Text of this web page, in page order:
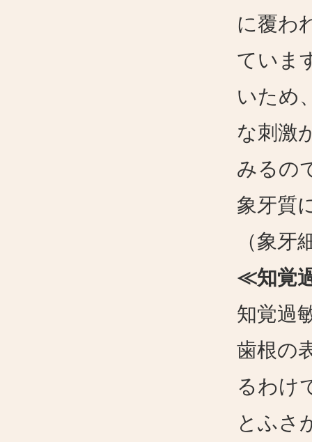
に覆わ
ていま
いため
な刺激
みるの
象牙質
（象
≪知覚
知覚過
歯根の
るわけ
とふさ